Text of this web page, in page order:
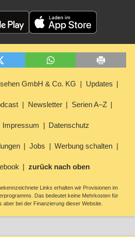
GmbH & Co. KG Updates
Newsletter Serien A–Z
Impressum Datenschutz
Jobs Werbung schalten
zurück nach oben
Links erhalten wir Provisionen im
Das bedeutet keine Mehrkosten für
aber bei der Finanzierung dieser Website.